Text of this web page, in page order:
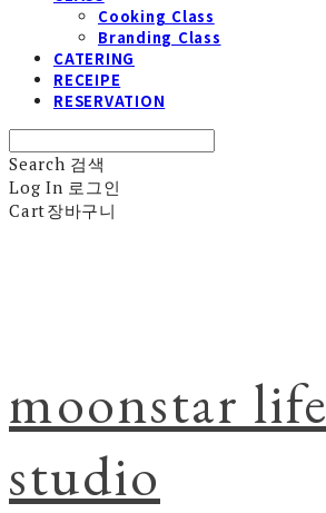
Cooking Class
Branding Class
CATERING
RECEIPE
RESERVATION
Search 검색
Log In 로그인
Cart장바구니
moonstar life
studio